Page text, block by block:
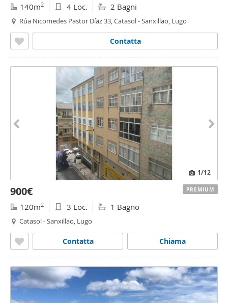
140m2 4 Loc. 2 Bagni
Rúa Nicomedes Pastor Díaz 33, Catasol - Sanxillao, Lugo
Contatta
1/12
900€
120m2 3 Loc. 1 Bagno
Catasol - Sanxillao, Lugo
Chiama
Contatta
PREMIUM